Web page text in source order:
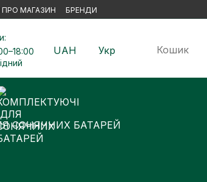
ПРО МАГАЗИН БРЕНДИ
UAH Укр Кошик
СОНЯЧНИХ БАТАРЕЙ